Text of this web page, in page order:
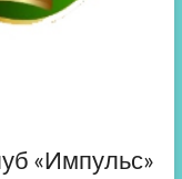
«Импульс»